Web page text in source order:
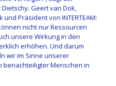
Dietschy. Geert van Dok,
Präsident von INTERTEAM:
nicht nur Ressourcen
unsere Wirkung in den
erhöhen. Und darum
wir im Sinne unserer
Menschen in